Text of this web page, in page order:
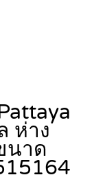
ห่าง
นาด